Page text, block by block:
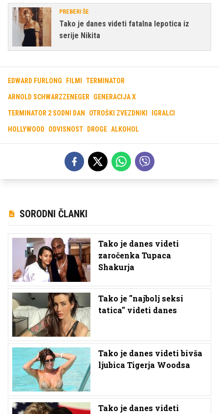
PREBERI ŠE
Tako je danes videti fatalna lepotica iz
serije Nikita
EDWARD FURLONG FILMI TERMINATOR
ARNOLD SCHWARZZENEGER GENERACIJA X
TERMINATOR 2 SODNI DAN OTROŠKI ZVEZDNIKI IGRALCI
HOLLYWOOD ODVISNOST DROGE ALKOHOL
SORODNI ČLANKI
Tako je danes videti
zaročenka Tupaca
Shakurja
Tako je ''najbolj seksi
tatica'' videti danes
Tako je danes videti bivša
ljubica Tigerja Woodsa
Tako je danes videti